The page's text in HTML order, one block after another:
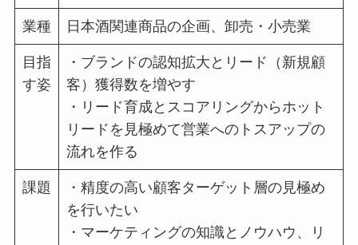
業種 日本酒関連商品の企画、卸売・小売業
目指
す姿
・ブランドの認知拡大とリード（新規顧
客）獲得数を増やす
・リード育成とスコアリングからホット
リードを見極めて営業へのトスアップの
流れを作る
課題
・精度の高い顧客ターゲット層の見極め
を行いたい
・マーケティングの知識とノウハウ、リ